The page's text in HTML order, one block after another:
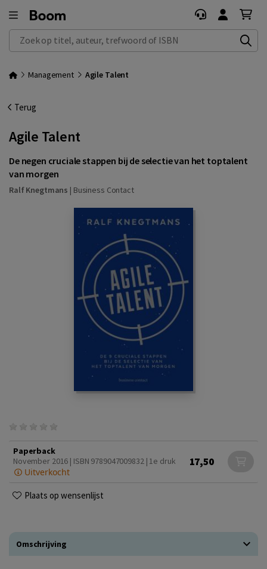
Zoek op titel, auteur, trefwoord of ISBN
Management Agile Talent
Terug
Agile Talent
De negen cruciale stappen bij de selectie van het toptalent
van morgen
Ralf Knegtmans | Business Contact
Paperback
November 2016 | ISBN 9789047009832 | 1e druk
Uitverkocht
17,50
Plaats op wensenlijst
Omschrijving